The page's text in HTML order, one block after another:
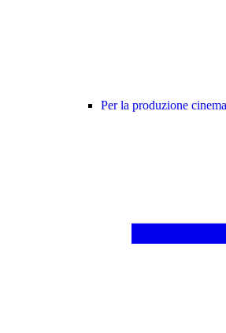
Per la produzione